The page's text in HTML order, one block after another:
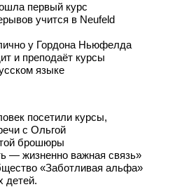
учится в Neufeld Institute
у Гордона Ньюфелда
преподаёт курсы
посетили курсы,
с Ольгой
брошюры
— жизненно важная связь»
«Заботливая альфа»
детей.
первый курс
учится в Neufeld
у Гордона Ньюфелда
и преподаёт курсы
языке